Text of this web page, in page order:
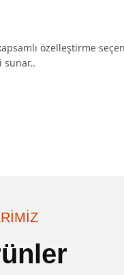
özelleştirme
sunar..